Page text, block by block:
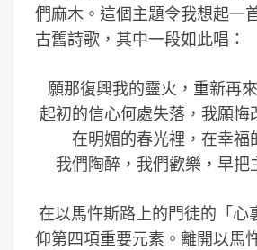
們麻木。這個主題令我想起一
古舊詩歌，其中一段如此唱：
願那復興我的靈火，重新再
起初的信心何處失落，我願悔
在明媚的春光裡，在幸福
我們陶醉，我們歡樂，早把
在以馬忤斯路上的門徒的「心
仰第四項重要元素。離開以馬